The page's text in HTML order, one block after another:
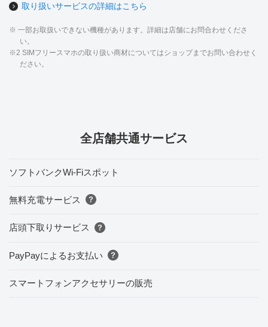
取り扱いサービスの詳細はこちら
※ 一部お取扱いできない機種があります。詳細は店舗にお問合わせくださ
い。
※2 SIMフリースマホの取り扱い商材についてはショップまでお問い合わせく
ださい。
全店舗共通サービス
ソフトバンクWi-Fiスポット
無料充電サービス
店頭下取りサービス
PayPayによるお支払い
スマートフォンアクセサリーの販売